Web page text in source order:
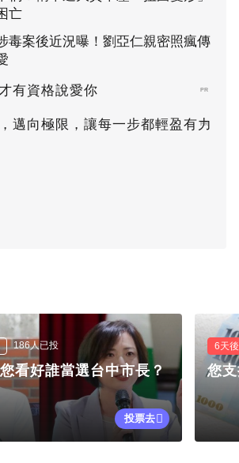
亡
毒案後近況曝！劉亞仁親密照瘋傳
有資格說愛你 PR
邁向極限，讓每一步都輕盈有力
PR
186人已投
看好誰當選台中市長？
投票去
6天
您